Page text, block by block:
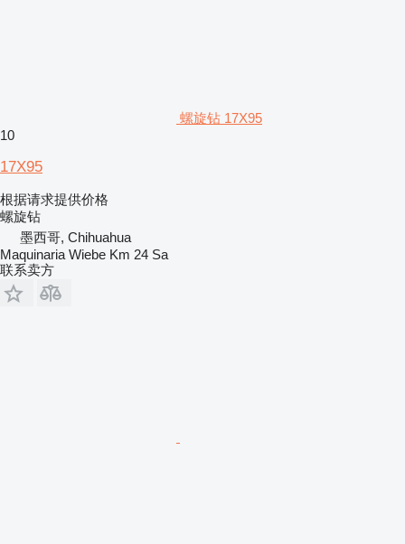
螺旋钻 17X95
10
17X95
根据请求提供价格
螺旋钻
墨西哥, Chihuahua
Maquinaria Wiebe Km 24 Sa
联系卖方